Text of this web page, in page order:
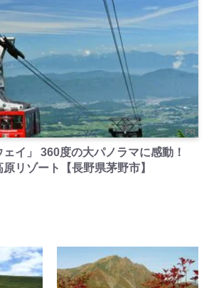
PR
ェイ」 360度の大パノラマに感動！
リゾート【長野県茅野市】